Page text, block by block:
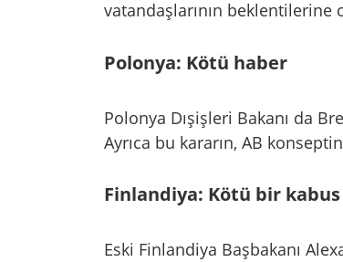
vatandaşlarının
Polonya: Kötü haber
Polonya Dışişleri Bakanı da
Ayrıca bu kararın, AB
Finlandiya: Kötü bir kabus
Eski Finlandiya Başbakanı